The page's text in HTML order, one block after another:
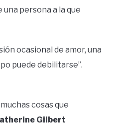
persona a la que
ocasional de amor, una
puede debilitarse”.
cosas que
Gilbert